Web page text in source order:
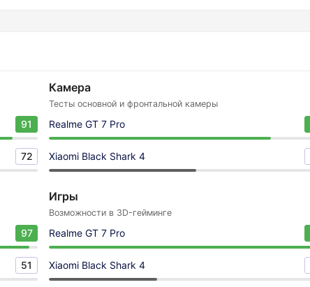
91
72
Камера
Тесты основной и фронтальной камеры
Realme GT 7 Pro
Xiaomi Black Shark 4
97
51
Игры
Возможности в 3D-гейминге
Realme GT 7 Pro
Xiaomi Black Shark 4